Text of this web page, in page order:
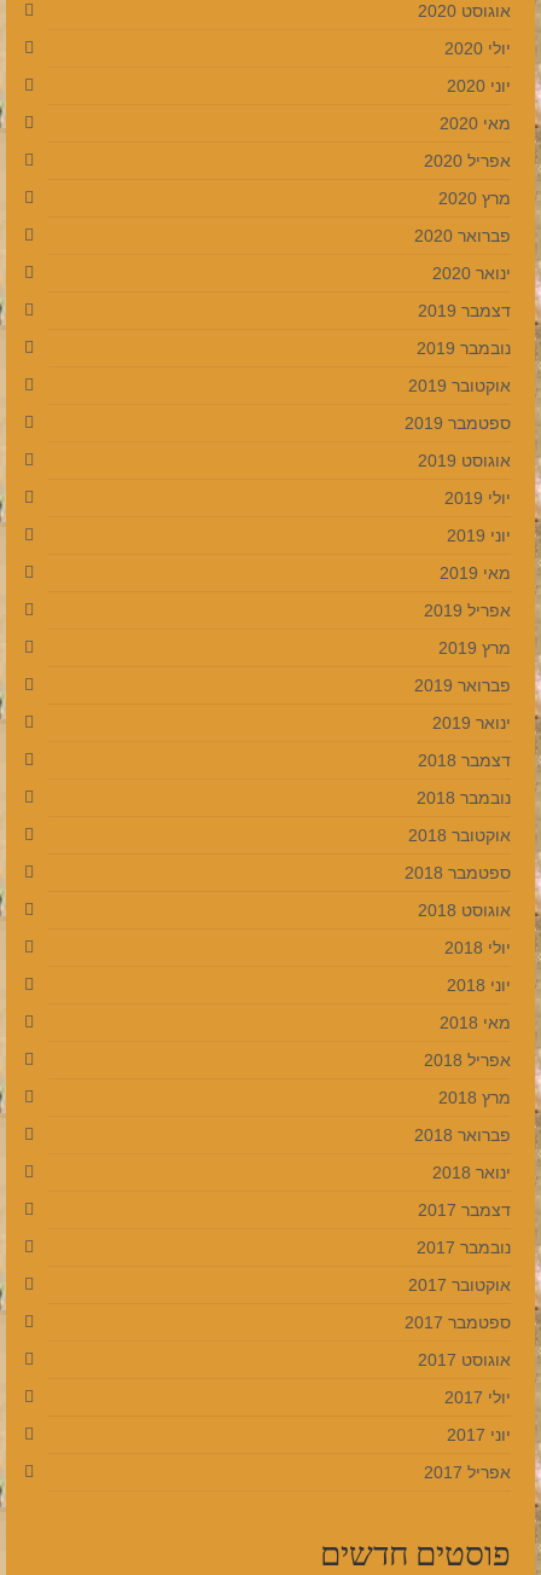
אוגוסט 2020
יולי 2020
יוני 2020
מאי 2020
אפריל 2020
מרץ 2020
פברואר 2020
ינואר 2020
דצמבר 2019
נובמבר 2019
אוקטובר 2019
ספטמבר 2019
אוגוסט 2019
יולי 2019
יוני 2019
מאי 2019
אפריל 2019
מרץ 2019
פברואר 2019
ינואר 2019
דצמבר 2018
נובמבר 2018
אוקטובר 2018
ספטמבר 2018
אוגוסט 2018
יולי 2018
יוני 2018
מאי 2018
אפריל 2018
מרץ 2018
פברואר 2018
ינואר 2018
דצמבר 2017
נובמבר 2017
אוקטובר 2017
ספטמבר 2017
אוגוסט 2017
יולי 2017
יוני 2017
אפריל 2017
פוסטים חדשים